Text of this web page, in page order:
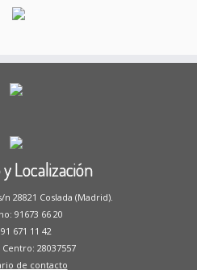
Localización
28821 Coslada (Madrid).
91673 66 20
671 11 42
28037557
de contacto